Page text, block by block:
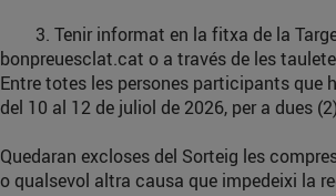
3. Tenir informat en la fitxa de la
bonpreuesclat.cat o a través de les
Entre totes les persones participants que
del 10 al 12 de juliol de 2026, per a dues
Quedaran excloses del Sorteig les
o qualsevol altra causa que impedeixi la